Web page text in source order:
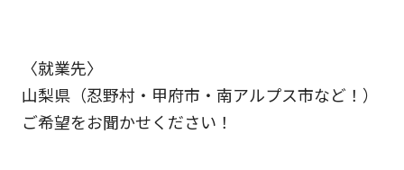
〈就業先〉
山梨県（忍野村・甲府市・南アルプス市など！）
ご希望をお聞かせください！